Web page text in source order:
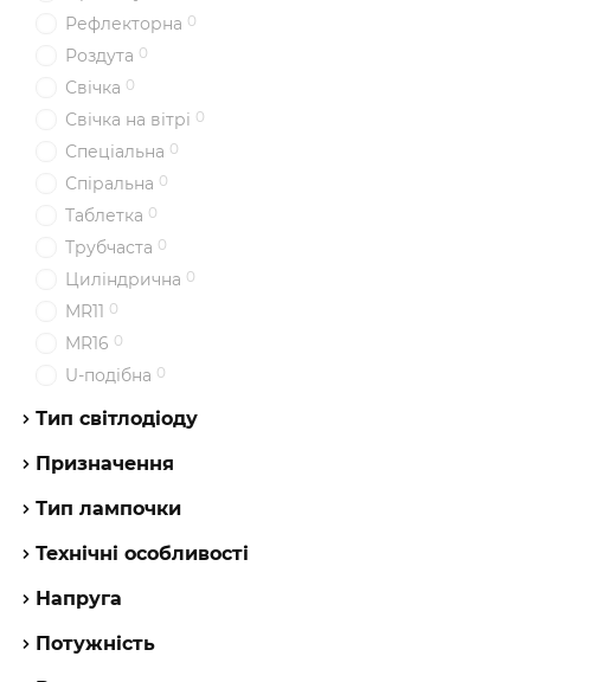
Рефлекторна 0
Роздута 0
Свічка 0
Свічка на вітрі 0
Спеціальна 0
Спіральна 0
Таблетка 0
Трубчаста 0
Циліндрична 0
MR11 0
MR16 0
U-подібна 0
Тип світлодіоду
Призначення
Тип лампочки
Технічні особливості
Напруга
Потужність